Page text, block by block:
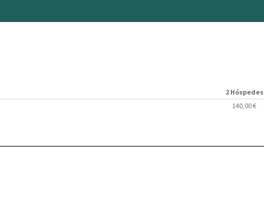
2 Hóspedes
140,00 €